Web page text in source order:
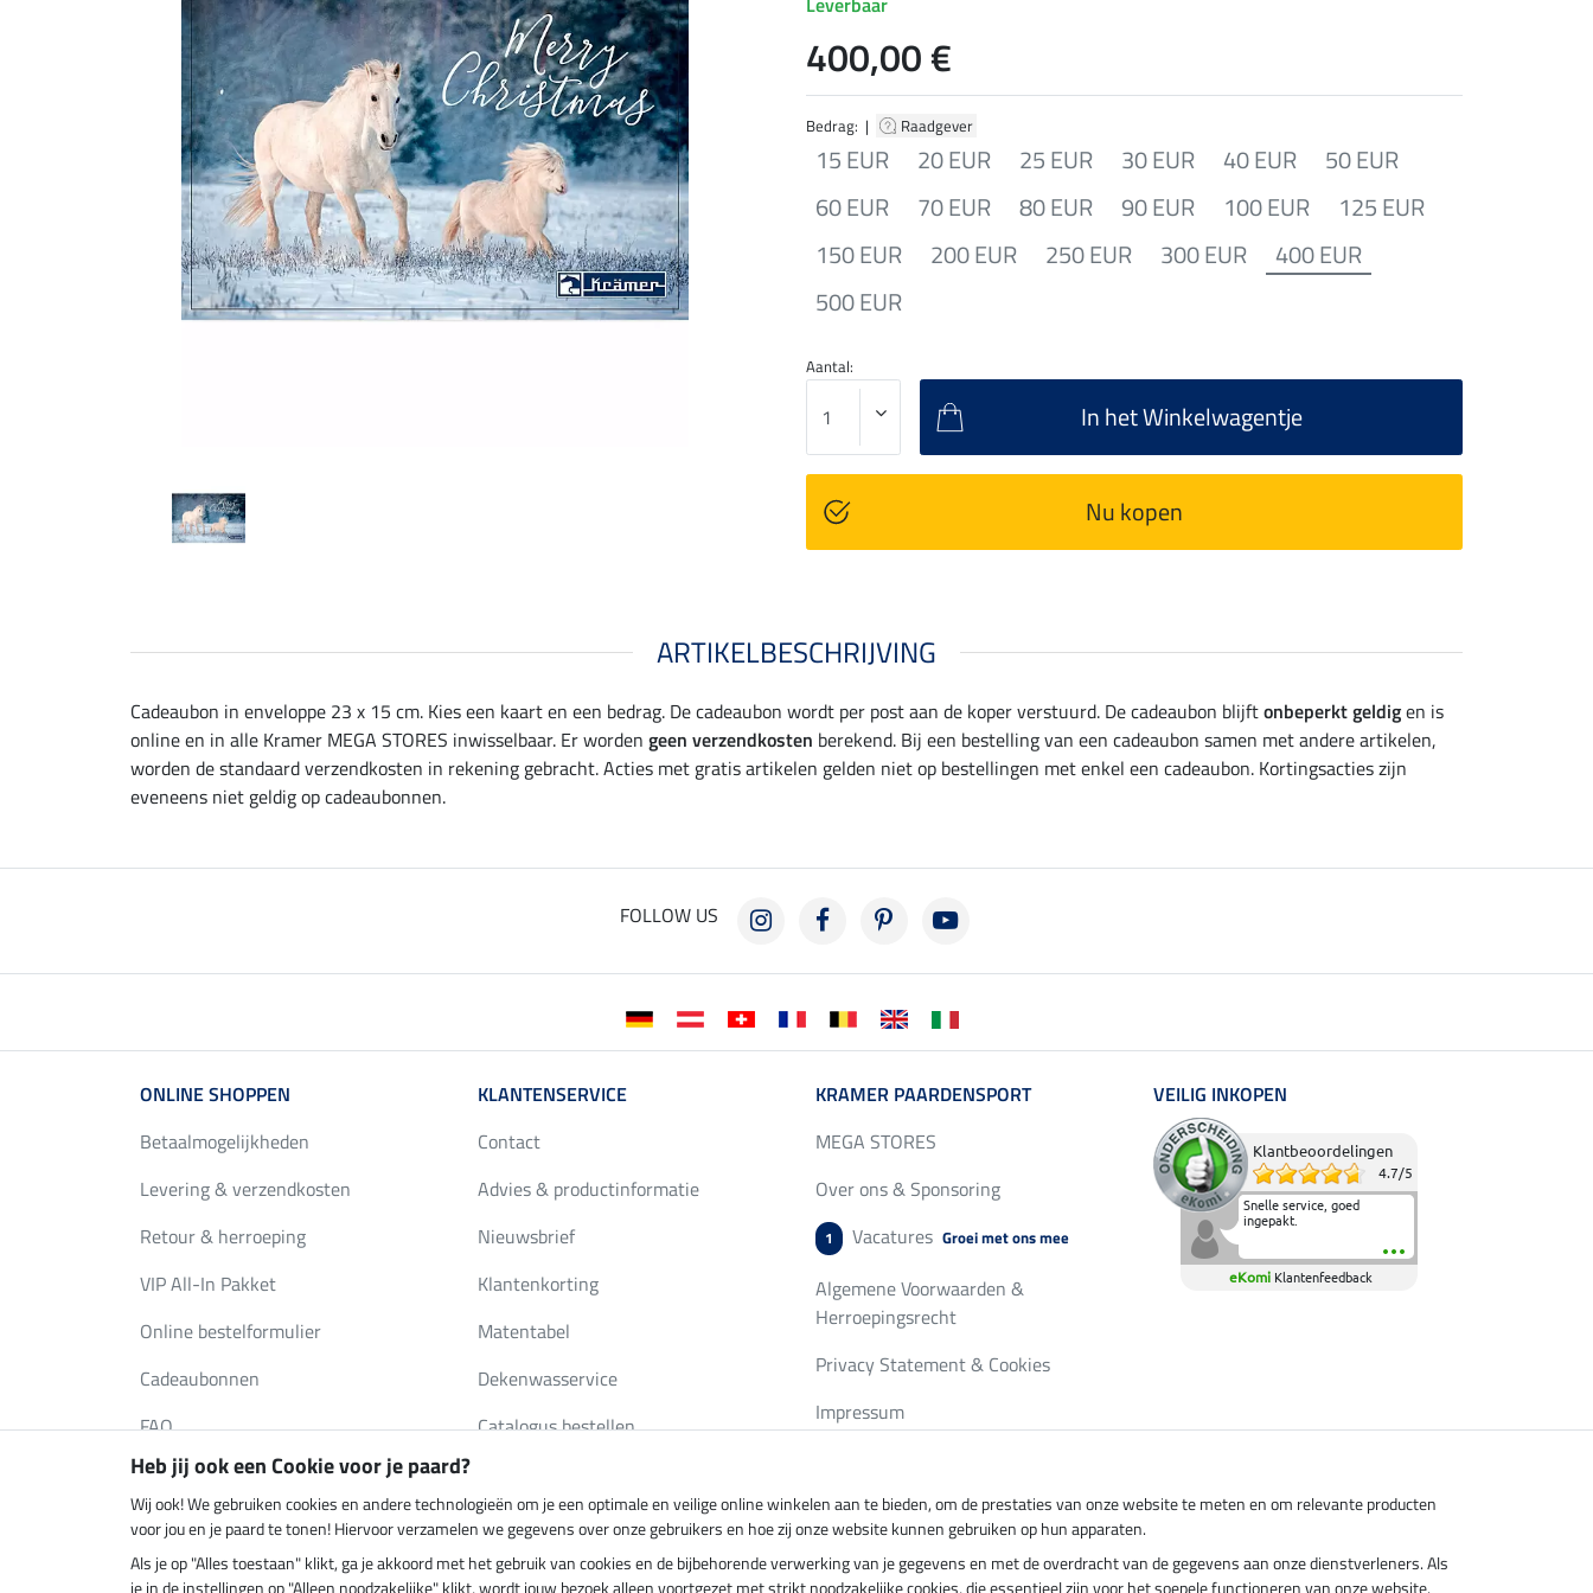
Bedrag: | Raadgever
15 EUR 20 EUR 25 EUR 30 EUR 40 EUR
50 EUR
60 EUR
70 EUR 80 EUR 90 EUR 100 EUR
125 EUR
150 EUR
200 EUR 250 EUR 300 EUR
400 EUR
500 EUR
400,00 €
Aantal:
In het Winkelwagentje
Nu kopen
ARTIKELBESCHRIJVING
Cadeaubon in enveloppe 23 x 15 cm. Kies een kaart en een bedrag. De cadeaubon wordt per post aan de koper verstuurd. De cadeaubon blijftonbeperkt geldigen is
online en in alle Kramer MEGA STORES inwisselbaar. Er worden geen verzendkosten berekend. Bij een bestelling van een cadeaubon samen met andere artikelen,
worden de standaard verzendkosten in rekening gebracht. Acties met gratis artikelen gelden niet op bestellingen met enkel een cadeaubon. Kortingsacties zijn
eveneens niet geldig op cadeaubonnen.
FOLLOW US
ONLINE SHOPPEN
Betaalmogelijkheden
Levering & verzendkosten
Retour & herroeping
VIP All-In Pakket
Online bestelformulier
Cadeaubonnen
FAQ
KLANTENSERVICE
Contact
Advies & productinformatie
Nieuwsbrief
Klantenkorting
Matentabel
Dekenwasservice
Catalogus bestellen
KRAMER PAARDENSPORT
MEGA STORES
Over ons & Sponsoring
1 Vacatures Groei met ons mee
Algemene Voorwaarden &
Herroepingsrecht
Privacy Statement & Cookies
Impressum
VEILIG INKOPEN
Klantbeoordelingen
4.7/5
Snelle service, goed
ingepakt.
eKomi Klantenfeedback
Klimaatneutrale shop Verzending per Veilig betalen met
Heb jij ook een Cookie voor je paard?
Wij ook! We gebruiken cookies en andere technologieën om je een optimale en veilige online winkelen aan te bieden, om de prestaties van onze website te meten en om relevante producten
voor jou en je paard te tonen! Hiervoor verzamelen we gegevens over onze gebruikers en hoe zij onze website kunnen gebruiken op hun apparaten.
Als je op "Alles toestaan" klikt, ga je akkoord met het gebruik van cookies en de bijbehorende verwerking van je gegevens en met de overdracht van de gegevens aan onze dienstverleners. Als
je in de instellingen op "Alleen noodzakelijke" klikt, wordt jouw bezoek alleen voortgezet met strikt noodzakelijke cookies, die essentieel zijn voor het soepele functioneren van onze website.